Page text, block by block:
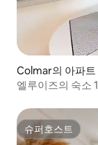
Colmar의 아파트
엘루이즈의 숙소 1
슈퍼호스트
슈퍼호스트